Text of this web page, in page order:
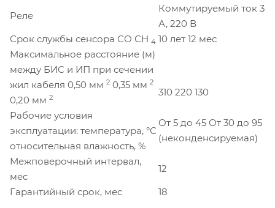
Реле
Коммутируемый ток 3
А, 220 В
Срок службы сенсора СО СН 4 10 лет 12 мес
Максимальное расстояние (м)
между БИС и ИП при сечении
жил кабеля 0,50 мм 2 0,35 мм 2
0,20 мм 2
310 220 130
Рабочие условия
эксплуатации: температура, °С
относительная влажность, %
От 5 до 45 От 30 до 95
(неконденсируемая)
Межповерочный интервал,
мес
12
Гарантийный срок, мес
18